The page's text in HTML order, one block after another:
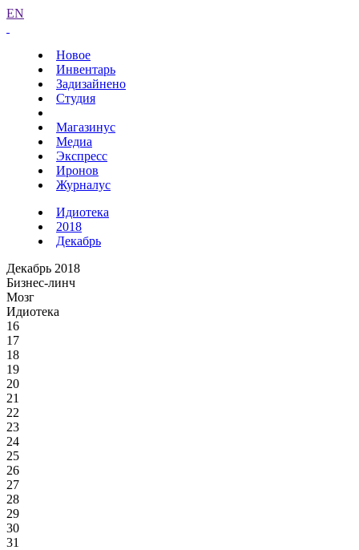
EN
Новое
Инвентарь
Задизайнено
Студия
Магазинус
Медиа
Экспресс
Иронов
Журналус
Идиотека
2018
Декабрь
Декабрь 2018
Бизнес-линч
Мозг
Идиотека
16
17
18
19
20
21
22
23
24
25
26
27
28
29
30
31